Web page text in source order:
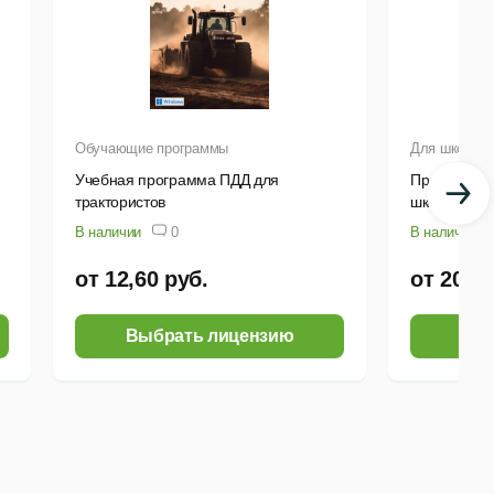
страницы, аудиотексты на понимание
Обучающие программы
Учебная программа ПДД для
трактористов
В наличии 0
от 12,60 руб.
Выбрать лицензию
Для
Правила
школьников
В наличии
от